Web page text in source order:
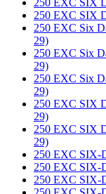
250 EXC SIX
250 EXC Six
29)
250 EXC Six
29)
250 EXC Six
29)
250 EXC SIX
29)
250 EXC SIX
29)
250 EXC SIX-
250 EXC SIX-
250 EXC SIX-